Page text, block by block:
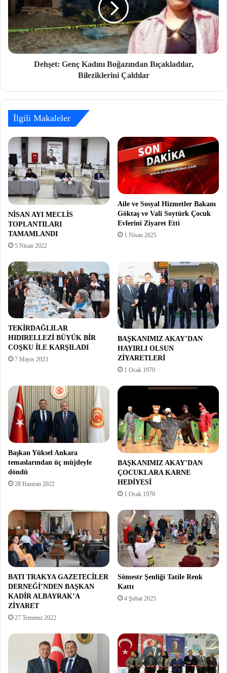
Dehşet: Genç Kadını Boğazından Bıçakladılar,
Bileziklerini Çaldılar
İlgili Makaleler
NİSAN AYI MECLİS
TOPLANTILARI
TAMAMLANDI
5 Nisan 2022
Aile ve Sosyal Hizmetler Bakanı
Göktaş ve Vali Soytürk Çocuk
Evlerini Ziyaret Etti
1 Nisan 2025
TEKİRDAĞLILAR
HIDIRELLEZİ BÜYÜK BİR
COŞKU İLE KARŞILADI
7 Mayıs 2023
BAŞKANIMIZ AKAY’DAN
HAYIRLI OLSUN
ZİYARETLERİ
1 Ocak 1970
Başkan Yüksel Ankara
temaslarından üç müjdeyle
döndü
28 Haziran 2022
BAŞKANIMIZ AKAY’DAN
ÇOCUKLARA KARNE
HEDİYESİ
1 Ocak 1970
BATI TRAKYA GAZETECİLER
DERNEĞİ’NDEN BAŞKAN
KADİR ALBAYRAK’A
ZİYARET
27 Temmuz 2022
Sömestr Şenliği Tatile Renk
Kattı
4 Şubat 2025